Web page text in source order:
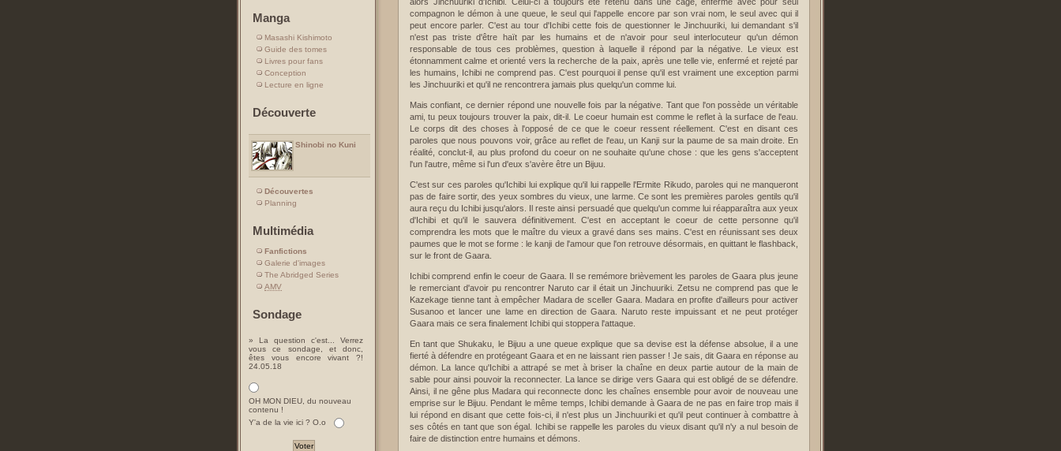
Manga
Masashi Kishimoto
Guide des tomes
Livres pour fans
Conception
Lecture en ligne
Découverte
Shinobi no Kuni
Découvertes
Planning
Multimédia
Fanfictions
Galerie d'images
The Abridged Series
AMV
Sondage
» La question c'est... Verrez
vous ce sondage, et donc,
êtes vous encore vivant ?!
24.05.18
OH MON DIEU, du nouveau
contenu !
Y'a de la vie ici ? O.o
compagnon le démon à une queue, le seul qui l'appelle encore par son vrai nom, le seul avec qui il
peut encore parler. C'est au tour d'Ichibi cette fois de questionner le Jinchuuriki, lui demandant s'il
n'est pas triste d'être haït par les humains et de n'avoir pour seul interlocuteur qu'un démon
responsable de tous ces problèmes, question à laquelle il répond par la négative. Le vieux est
étonnamment calme et orienté vers la recherche de la paix, après une telle vie, enfermé et rejeté par
les humains, Ichibi ne comprend pas. C'est pourquoi il pense qu'il est vraiment une exception parmi
les Jinchuuriki et qu'il ne rencontrera jamais plus quelqu'un comme lui.
Mais confiant, ce dernier répond une nouvelle fois par la négative. Tant que l'on possède un véritable
ami, tu peux toujours trouver la paix, dit-il. Le coeur humain est comme le reflet à la surface de l'eau.
Le corps dit des choses à l'opposé de ce que le coeur ressent réellement. C'est en disant ces
paroles que nous pouvons voir, grâce au reflet de l'eau, un Kanji sur la paume de sa main droite. En
réalité, conclut-il, au plus profond du coeur on ne souhaite qu'une chose : que les gens s'acceptent
l'un l'autre, même si l'un d'eux s'avère être un Bijuu.
C'est sur ces paroles qu'Ichibi lui explique qu'il lui rappelle l'Ermite Rikudo, paroles qui ne manqueront
pas de faire sortir, des yeux sombres du vieux, une larme. Ce sont les premières paroles gentils qu'il
aura reçu du Ichibi jusqu'alors. Il reste ainsi persuadé que quelqu'un comme lui réapparaîtra aux yeux
d'Ichibi et qu'il le sauvera définitivement. C'est en acceptant le coeur de cette personne qu'il
comprendra les mots que le maître du vieux a gravé dans ses mains. C'est en réunissant ses deux
paumes que le mot se forme : le kanji de l'amour que l'on retrouve désormais, en quittant le flashback,
sur le front de Gaara.
Ichibi comprend enfin le coeur de Gaara. Il se remémore brièvement les paroles de Gaara plus jeune
le remerciant d'avoir pu rencontrer Naruto car il était un Jinchuuriki. Zetsu ne comprend pas que le
Kazekage tienne tant à empêcher Madara de sceller Gaara. Madara en profite d'ailleurs pour activer
Susanoo et lancer une lame en direction de Gaara. Naruto reste impuissant et ne peut protéger
Gaara mais ce sera finalement Ichibi qui stoppera l'attaque.
En tant que Shukaku, le Bijuu a une queue explique que sa devise est la défense absolue, il a une
fierté à défendre en protégeant Gaara et en ne laissant rien passer ! Je sais, dit Gaara en réponse au
démon. La lance qu'Ichibi a attrapé se met à briser la chaîne en deux partie autour de la main de
sable pour ainsi pouvoir la reconnecter. La lance se dirige vers Gaara qui est obligé de se défendre.
Ainsi, il ne gêne plus Madara qui reconnecte donc les chaînes ensemble pour avoir de nouveau une
emprise sur le Bijuu. Pendant le même temps, Ichibi demande à Gaara de ne pas en faire trop mais il
lui répond en disant que cette fois-ci, il n'est plus un Jinchuuriki et qu'il peut continuer à combattre à
ses côtés en tant que son égal. Ichibi se rappelle les paroles du vieux disant qu'il n'y a nul besoin de
faire de distinction entre humains et démons.